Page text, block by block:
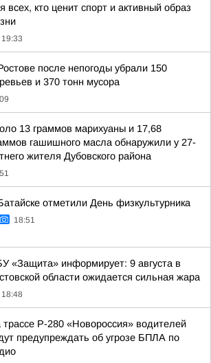
всех, кто ценит спорт и активный образ
19:33
после непогоды убрали 150
и 370 тонн мусора
13 граммов марихуаны и 17,68
гашишного масла обнаружили у 27-
жителя Дубовского района
отметили День физкультурника
18:51
«Защита» информирует: 9 августа в
области ожидается сильная жара
18:48
трассе Р-280 «Новороссия» водителей
предупреждать об угрозе БПЛА по